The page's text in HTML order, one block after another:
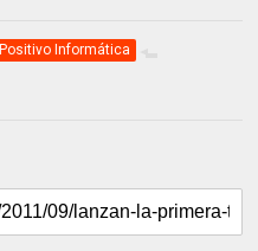
Positivo Informática